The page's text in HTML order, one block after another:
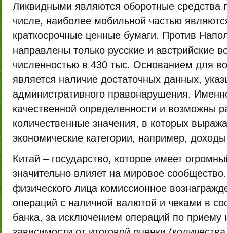
Ликвидными являются оборотные средства
числе, наиболее мобильной частью
краткосрочные ценные бумаги. Против
направлены только русские и австрийские
численностью в 430 тыс. Основанием для
является наличие достаточных данных,
административного правонарушения.
качественной определенности и возможны
количественные значения, в которых
экономические категории, например,
Китай – государство, которое имеет
значительно влияет на мировое
физического лица комиссионное
операций с наличной валютой и чеками в
банка, за исключением операций по приему